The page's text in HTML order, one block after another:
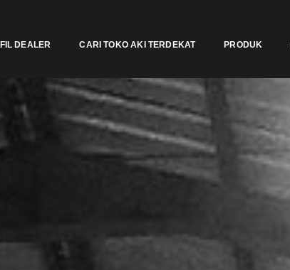
DEALER CARI TOKO AKI TERDEKAT PRODUK